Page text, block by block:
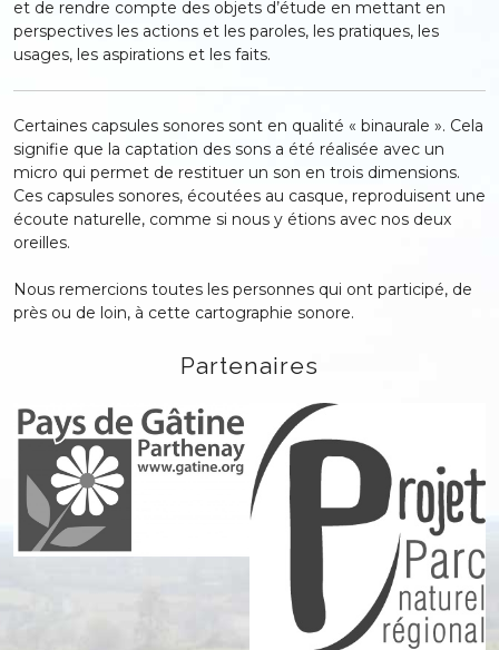
et de rendre compte des objets d’étude en mettant en
perspectives les actions et les paroles, les pratiques, les
usages, les aspirations et les faits.
Certaines capsules sonores sont en qualité « binaurale ». Cela
signifie que la captation des sons a été réalisée avec un
micro qui permet de restituer un son en trois dimensions.
Ces capsules sonores, écoutées au casque, reproduisent une
écoute naturelle, comme si nous y étions avec nos deux
oreilles.
Nous remercions toutes les personnes qui ont participé, de
près ou de loin, à cette cartographie sonore.
Partenaires